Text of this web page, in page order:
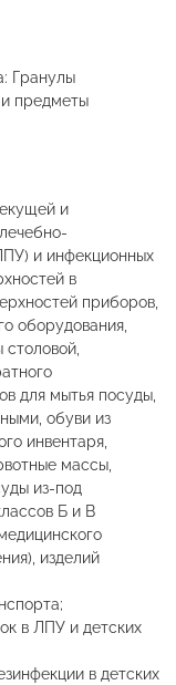
Гранулы
предметы
и
и инфекционных
в
приборов,
оборудования,
столовой,
для мытья посуды,
обуви из
инвентаря,
массы,
из-под
Б и В
изделий
в ЛПУ и детских
в детских